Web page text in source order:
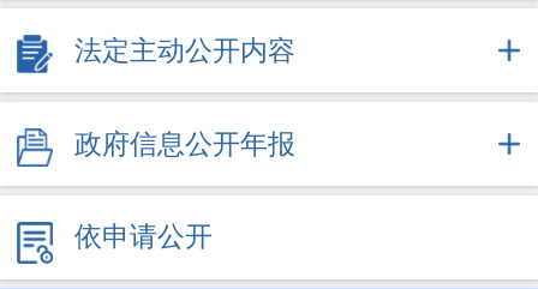
法定主动公开内容
政府信息公开年报
依申请公开